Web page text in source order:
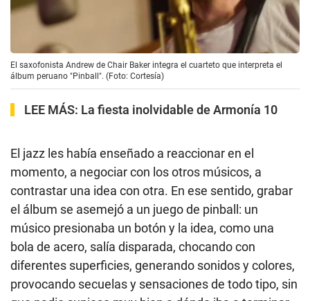
El saxofonista Andrew de Chair Baker integra el cuarteto que interpreta el
álbum peruano "Pinball". (Foto: Cortesía)
LEE MÁS: La fiesta inolvidable de Armonía 10
El jazz les había enseñado a reaccionar en el
momento, a negociar con los otros músicos, a
contrastar una idea con otra. En ese sentido, grabar
el álbum se asemejó a un juego de pinball: un
músico presionaba un botón y la idea, como una
bola de acero, salía disparada, chocando con
diferentes superficies, generando sonidos y colores,
provocando secuelas y sensaciones de todo tipo, sin